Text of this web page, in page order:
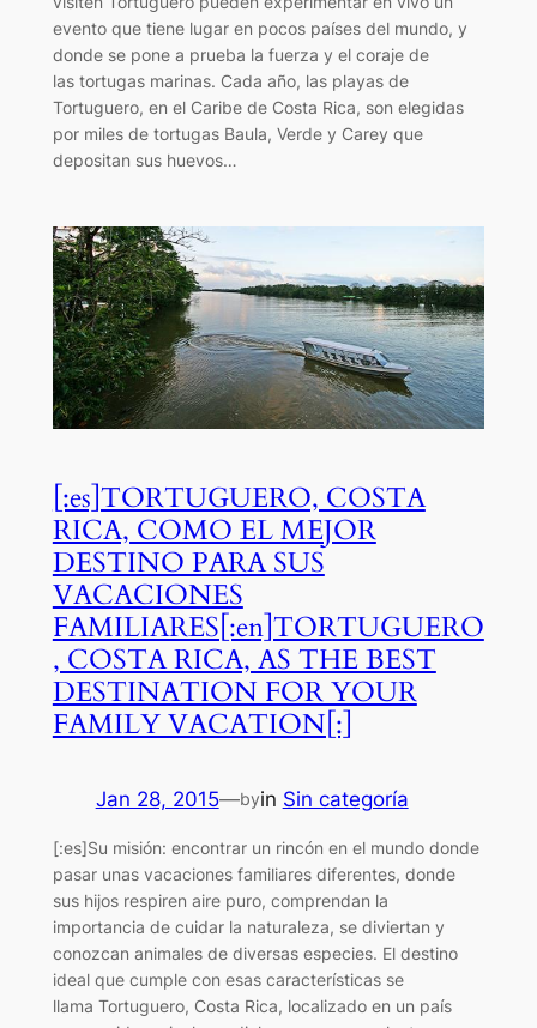
evento que tiene lugar en pocos países del mundo, y
donde se pone a prueba la fuerza y el coraje de
las tortugas marinas. Cada año, las playas de
Tortuguero, en el Caribe de Costa Rica, son elegidas
por miles de tortugas Baula, Verde y Carey que
depositan sus huevos…
[:es]TORTUGUERO, COSTA
RICA, COMO EL MEJOR
DESTINO PARA SUS
VACACIONES
FAMILIARES[:en]TORTUGUERO
, COSTA RICA, AS THE BEST
DESTINATION FOR YOUR
FAMILY VACATION[:]
Jan 28, 2015—byin Sin categoría
[:es]Su misión: encontrar un rincón en el mundo donde
pasar unas vacaciones familiares diferentes, donde
sus hijos respiren aire puro, comprendan la
importancia de cuidar la naturaleza, se diviertan y
conozcan animales de diversas especies. El destino
ideal que cumple con esas características se
llama Tortuguero, Costa Rica, localizado en un país